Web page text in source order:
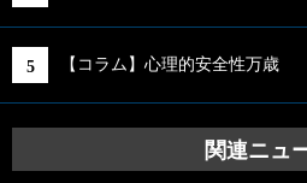
【コラム】心理的安全性万歳
関連ニュ